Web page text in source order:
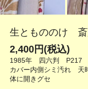
生ともののけ
2,400円(税込)
1985年 四六判 P217
カバー内側シミ汚れ 天
体に開きグセ